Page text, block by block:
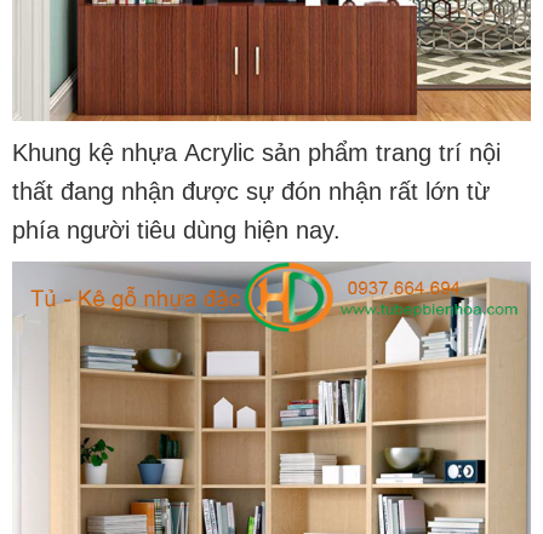
Khung kệ nhựa Acrylic sản phẩm trang trí nội
thất đang nhận được sự đón nhận rất lớn từ
phía người tiêu dùng hiện nay.